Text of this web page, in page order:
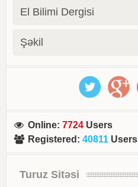
El Bilimi Dergisi
Şəkil
Online:7724 Users
Registered :40811 Users
Turuz Sitəsi